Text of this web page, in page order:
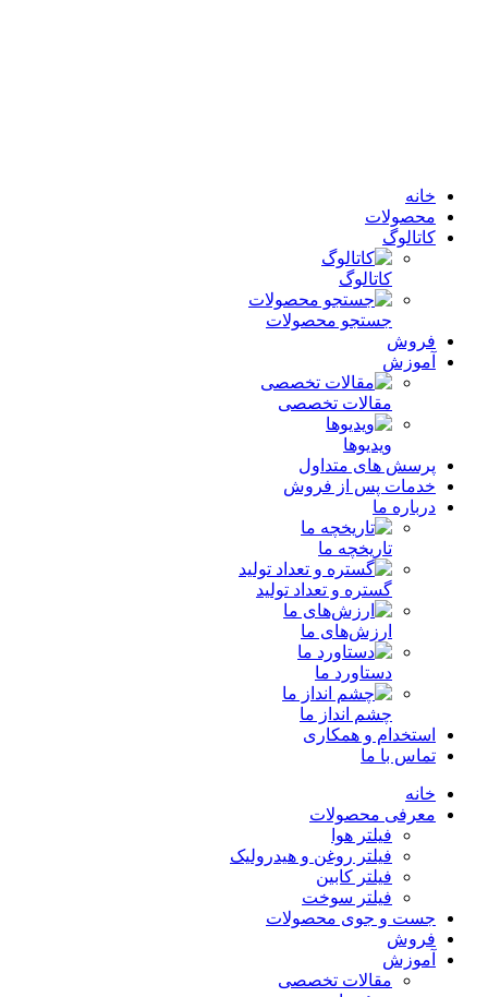
خانه
محصولات
کاتالوگ
کاتالوگ
جستجو محصولات
فروش
آموزش
مقالات تخصصی
ویدیوها
پرسش های متداول
خدمات پس از فروش
درباره ما
تاریخچه ما
گستره و تعداد تولید
ارزش‌های ما
دستاورد ما
چشم انداز ما
استخدام و همکاری
تماس با ما
خانه
معرفی محصولات
فیلتر هوا
فیلتر روغن و هیدرولیک
فیلتر کابین
فیلتر سوخت
جست و جوی محصولات
فروش
آموزش
مقالات تخصصی